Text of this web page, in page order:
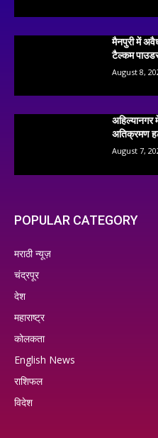
मैनपुरी में
टैल्कम
August 8,
अहिल्यानगर
अतिक्रमण
August 7,
POPULAR CATEGORY
मराठी न्यूज़
चंद्रपूर
देश
महाराष्ट्र
कोलकता
English News
राशिफल
विदेश